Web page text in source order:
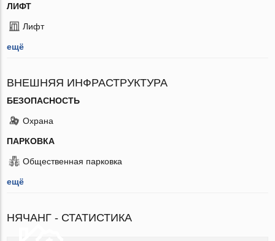
ЛИФТ
Лифт
ещё
ВНЕШНЯЯ ИНФРАСТРУКТУРА
БЕЗОПАСНОСТЬ
Охрана
ПАРКОВКА
Общественная парковка
ещё
НЯЧАНГ - СТАТИСТИКА